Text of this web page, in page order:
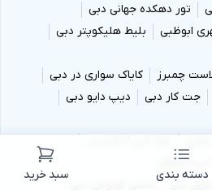
تور دهکده جهانی دبی
ابوظبی
بلیط هلیکوپتر دبی
چمبرز
کایاک سواری در دبی
جت کار دبی
دیپ دایو دبی
آبی آکوافان
دبی
دسته بندی سبد خرید